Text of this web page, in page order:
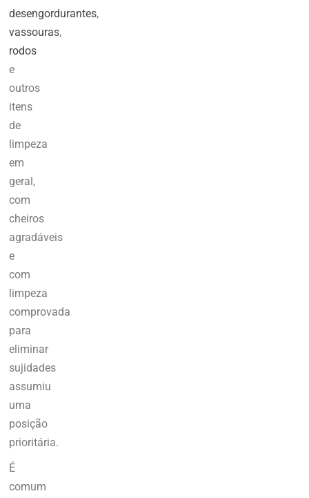
desengordurantes,
vassouras,
rodos
e
outros
itens
de
limpeza
em
geral,
com
cheiros
agradáveis
e
com
limpeza
comprovada
para
eliminar
sujidades
assumiu
uma
posição
prioritária.
É
comum